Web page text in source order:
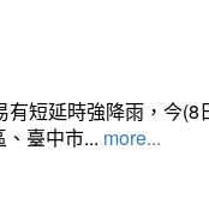
短延時強降雨，今
臺中市... more...